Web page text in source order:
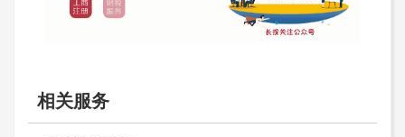
相关服务